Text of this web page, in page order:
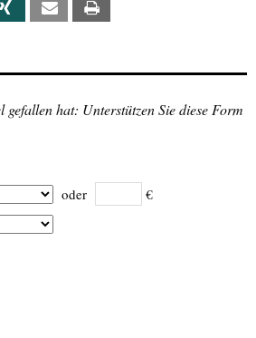
Xing Email
gefallen hat: Unterstützen Sie diese Form
oder €